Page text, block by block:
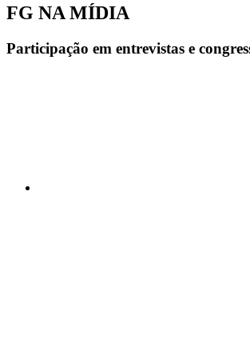
FG NA MÍDIA
Participação em entrevistas e